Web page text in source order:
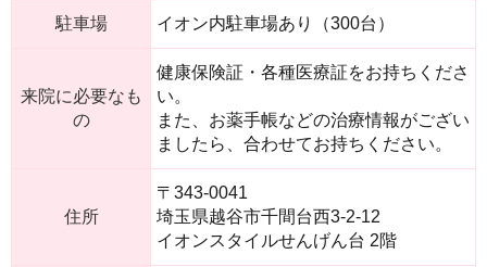
駐車場 イオン内駐車場あり（300台）
来院に必要なも
の
健康保険証・各種医療証をお持ちくださ
い。
また、お薬手帳などの治療情報がござい
ましたら、合わせてお持ちください。
住所
〒343-0041
埼玉県越谷市千間台西3-2-12
イオンスタイルせんげん台 2階